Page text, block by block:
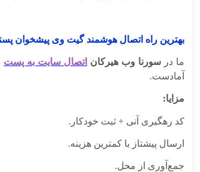
بهترین راه اتصال هوشمند گیت وی پیشخوان
ما در سورنا وب هیرکان اتصال سایت به پست
آمادست.
مزایا:
کد رهگیری آنی + ثبت خودکار.
ارسال پیشتاز با کمترین هزینه.
جمع‌آوری از محل.